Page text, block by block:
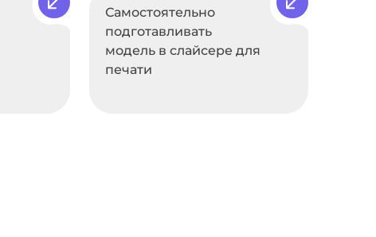
Самостоятельно
подготавливать
модель в слайсере для
печати